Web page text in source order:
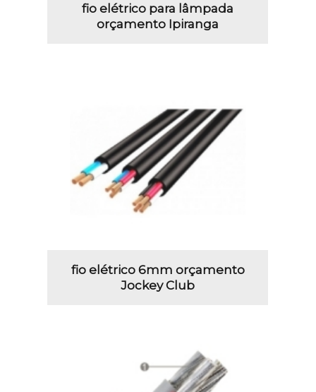
fio elétrico para lâmpada
orçamento Ipiranga
fio elétrico 6mm orçamento
Jockey Club